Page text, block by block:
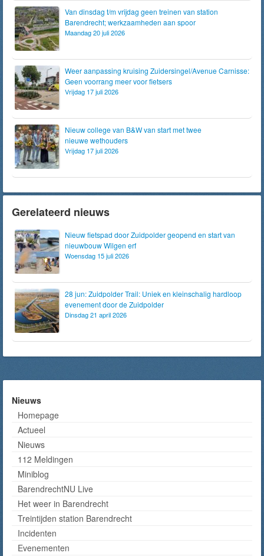
Van dinsdag t/m vrijdag geen treinen van station
Barendrecht; werkzaamheden aan spoor
Maandag 20 juli 2026
Weer aanpassing kruising Zuidersingel/Avenue Carnisse:
Geen voorrang meer voor fietsers
Vrijdag 17 juli 2026
Nieuw college van B&W van start met twee
nieuwe wethouders
Vrijdag 17 juli 2026
Gerelateerd nieuws
Nieuw fietspad door Zuidpolder geopend en start van
nieuwbouw Wilgen erf
Woensdag 15 juli 2026
28 jun: Zuidpolder Trail: Uniek en kleinschalig hardloop
evenement door de Zuidpolder
Dinsdag 21 april 2026
Nieuws
Homepage
Actueel
Nieuws
112 Meldingen
Miniblog
BarendrechtNU Live
Het weer in Barendrecht
Treintijden station Barendrecht
Incidenten
Evenementen